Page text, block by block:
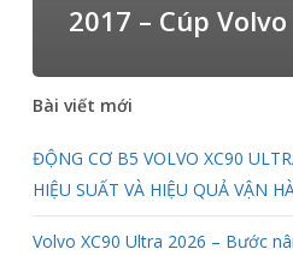
2017 – Cúp Volvo
Bài viết mới
ĐỘNG CƠ B5 VOLVO XC90
HIỆU SUẤT VÀ HIỆU QUẢ VẬN
Volvo XC90 Ultra 2026 – Bước